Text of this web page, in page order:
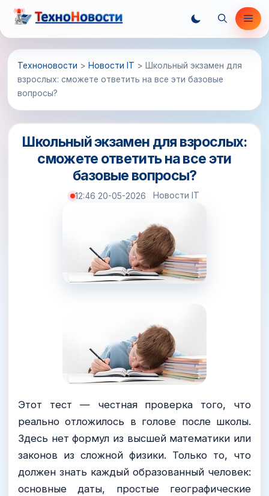
Перейти
содержимому
Техноновости > Новости IT > Школьный экзамен для
взрослых: сможете ответить на все эти базовые
вопросы?
Школьный экзамен для взрослых:
сможете ответить на все эти
базовые вопросы?
12:46 20-05-2026 Новости IT
Этот тест — честная проверка того, что
реально отложилось в голове после школы.
Здесь нет формул из высшей математики или
законов из сложной физики. Только то, что
должен знать каждый образованный человек:
основные даты, простые географические